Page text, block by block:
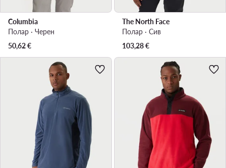
Columbia
Полар · Черен
50,62€
The North Face
Полар · Сив
103,28€